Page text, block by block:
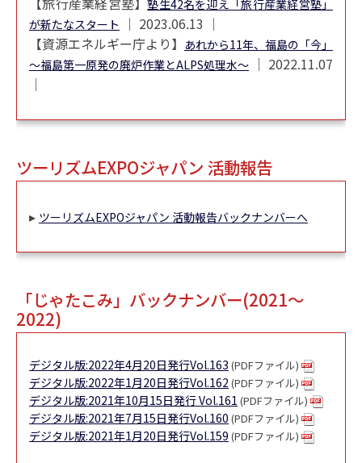
塾生42名を迎え「旅行産業経営塾」
が新たなスタート
│ 2023.06.13 │
【資源エネルギー庁より】 あれから11年、福島の「今」
～福島第一原発の廃炉作業とALPS処理水～ │ 2022.11.07
│
ツーリズムEXPOジャパン 活動報告
▸ ツーリズムEXPOジャパン 活動報告バックナンバーへ
「じゃたこみ」バックナンバー(2021～
2022)
デジタル版:2022年4月20日発行Vol.163 (PDFファイル)
デジタル版:2022年1月20日発行Vol.162 (PDFファイル)
デジタル版:2021年10月15日発行 Vol.161 (PDFファイル)
デジタル版:2021年7月15日発行Vol.160 (PDFファイル)
デジタル版:2021年1月20日発行Vol.159 (PDFファイル)